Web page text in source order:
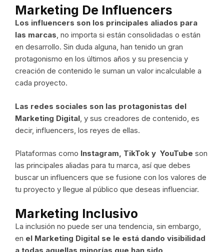
Marketing De Influencers
Los influencers son los principales aliados para
las marcas, no importa si están consolidadas o están
en desarrollo. Sin duda alguna, han tenido un gran
protagonismo en los últimos años y su presencia y
creación de contenido le suman un valor incalculable a
cada proyecto.
Las redes sociales son las protagonistas del
Marketing Digital , y sus creadores de contenido, es
decir, influencers, los reyes de ellas.
Plataformas como Instagram, TikTok y YouTube son
las principales aliadas para tu marca, así que debes
buscar un influencers que se fusione con los valores de
tu proyecto y llegue al público que deseas influenciar.
Marketing Inclusivo
La inclusión no puede ser una tendencia, sin embargo,
en el Marketing Digital se le está dando visibilidad
a todas aquellas minorías que han sido